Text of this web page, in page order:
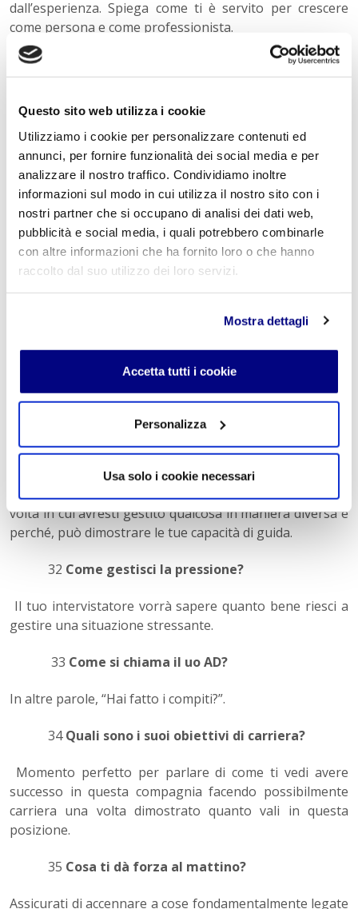
Questo sito web utilizza i cookie
Utilizziamo i cookie per personalizzare contenuti ed
annunci, per fornire funzionalità dei social media e per
analizzare il nostro traffico. Condividiamo inoltre
informazioni sul modo in cui utilizza il nostro sito con i
nostri partner che si occupano di analisi dei dati web,
pubblicità e social media, i quali potrebbero combinarle
con altre informazioni che ha fornito loro o che hanno
raccolto dal suo utilizzo dei loro servizi.
Mostra dettagli
Accetta tutti i cookie
Personalizza
Usa solo i cookie necessari
dall’esperienza. Spiega come ti è servito per crescere
come persona e come professionista.
all’intervistatore che sei appassionato del tuo settore.
29 Che disponibilità ha?
È importante recarsi al colloquio sapendo esattamente
quando sarai disponibile per lavorare. La maggior parte
degli incarichi elencano gli orari previsti, per cui
controlla in anticipo che siano il linea con le tue attese e
la tua disponibilità.
considerazione, per cui sii onesto pur meditando sulla
Mi dica di una volta in cui non era d’accordo
Di sicuro non vorrai parlare di quella lite furibonda con il
tuo capo, ma raccontare al tuo intervistatore di una
volta in cui avresti gestito qualcosa in maniera diversa e
perché, può dimostrare le tue capacità di guida.
32 Come gestisci la pressione?
Il tuo intervistatore vorrà sapere quanto bene riesci a
gestire una situazione stressante.
33 Come si chiama il uo AD?
In altre parole, “Hai fatto i compiti?”.
34Quali sono i suoi obiettivi di carriera?
Momento perfetto per parlare di come ti vedi avere
successo in questa compagnia facendo possibilmente
carriera una volta dimostrato quanto vali in questa
posizione.
35 Cosa ti dà forza al mattino?
Assicurati di accennare a cose fondamentalmente legate